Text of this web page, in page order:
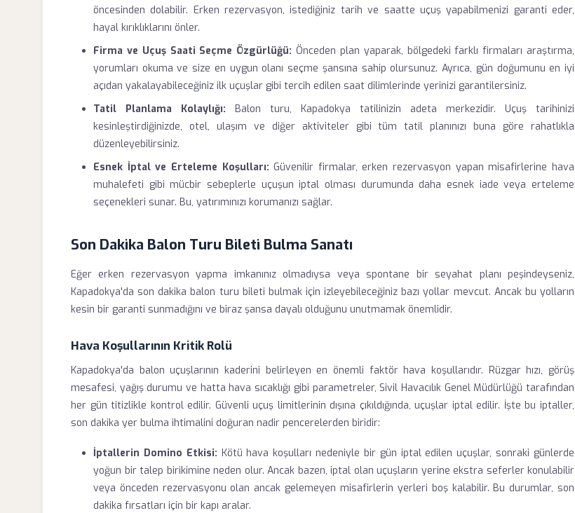
öncesinden dolabilir. Erken rezervasyon, istediğiniz tarih ve saatte uçuş yapabilmenizi garanti eder,
hayal kırıklıklarını önler.
Firma ve Uçuş Saati Seçme Özgürlüğü: Önceden plan yaparak, bölgedeki farklı firmaları araştırma,
yorumları okuma ve size en uygun olanı seçme şansına sahip olursunuz. Ayrıca, gün doğumunu en iyi
açıdan yakalayabileceğiniz ilk uçuşlar gibi tercih edilen saat dilimlerinde yerinizi garantilersiniz.
Tatil Planlama Kolaylığı: Balon turu, Kapadokya tatilinizin adeta merkezidir. Uçuş tarihinizi
kesinleştirdiğinizde, otel, ulaşım ve diğer aktiviteler gibi tüm tatil planınızı buna göre rahatlıkla
düzenleyebilirsiniz.
Esnek İptal ve Erteleme Koşulları: Güvenilir firmalar, erken rezervasyon yapan misafirlerine hava
muhalefeti gibi mücbir sebeplerle uçuşun iptal olması durumunda daha esnek iade veya erteleme
seçenekleri sunar. Bu, yatırımınızı korumanızı sağlar.
Son Dakika Balon Turu Bileti Bulma Sanatı
Eğer erken rezervasyon yapma imkanınız olmadıysa veya spontane bir seyahat planı peşindeyseniz,
Kapadokya'da son dakika balon turu bileti bulmak için izleyebileceğiniz bazı yollar mevcut. Ancak bu yolların
kesin bir garanti sunmadığını ve biraz şansa dayalı olduğunu unutmamak önemlidir.
Hava Koşullarının Kritik Rolü
Kapadokya'da balon uçuşlarının kaderini belirleyen en önemli faktör hava koşullarıdır. Rüzgar hızı, görüş
mesafesi, yağış durumu ve hatta hava sıcaklığı gibi parametreler, Sivil Havacılık Genel Müdürlüğü tarafından
her gün titizlikle kontrol edilir. Güvenli uçuş limitlerinin dışına çıkıldığında, uçuşlar iptal edilir. İşte bu iptaller,
son dakika yer bulma ihtimalini doğuran nadir pencerelerden biridir:
İptallerin Domino Etkisi: Kötü hava koşulları nedeniyle bir gün iptal edilen uçuşlar, sonraki günlerde
yoğun bir talep birikimine neden olur. Ancak bazen, iptal olan uçuşların yerine ekstra seferler konulabilir
veya önceden rezervasyonu olan ancak gelemeyen misafirlerin yerleri boş kalabilir. Bu durumlar, son
dakika fırsatları için bir kapı aralar.